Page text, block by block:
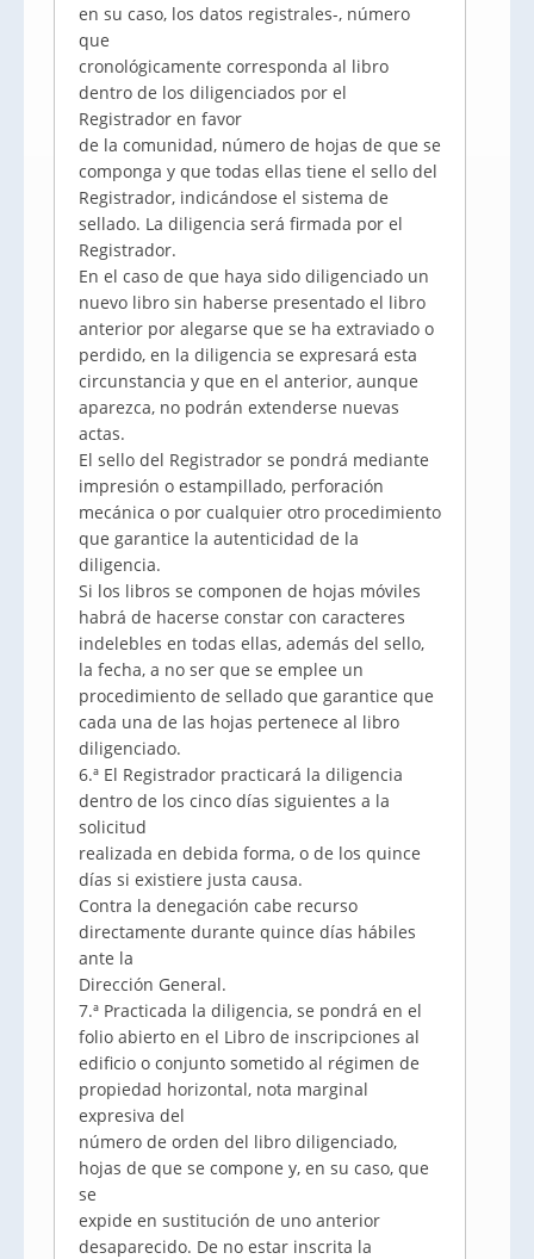
en su caso, los datos registrales-, número
que
cronológicamente corresponda al libro
dentro de los diligenciados por el
Registrador en favor
de la comunidad, número de hojas de que se
componga y que todas ellas tiene el sello del
Registrador, indicándose el sistema de
sellado. La diligencia será firmada por el
Registrador.
En el caso de que haya sido diligenciado un
nuevo libro sin haberse presentado el libro
anterior por alegarse que se ha extraviado o
perdido, en la diligencia se expresará esta
circunstancia y que en el anterior, aunque
aparezca, no podrán extenderse nuevas
actas.
El sello del Registrador se pondrá mediante
impresión o estampillado, perforación
mecánica o por cualquier otro procedimiento
que garantice la autenticidad de la
diligencia.
Si los libros se componen de hojas móviles
habrá de hacerse constar con caracteres
indelebles en todas ellas, además del sello,
la fecha, a no ser que se emplee un
procedimiento de sellado que garantice que
cada una de las hojas pertenece al libro
diligenciado.
6.ª El Registrador practicará la diligencia
dentro de los cinco días siguientes a la
solicitud
realizada en debida forma, o de los quince
días si existiere justa causa.
Contra la denegación cabe recurso
directamente durante quince días hábiles
ante la
Dirección General.
7.ª Practicada la diligencia, se pondrá en el
folio abierto en el Libro de inscripciones al
edificio o conjunto sometido al régimen de
propiedad horizontal, nota marginal
expresiva del
número de orden del libro diligenciado,
hojas de que se compone y, en su caso, que
se
expide en sustitución de uno anterior
desaparecido. De no estar inscrita la